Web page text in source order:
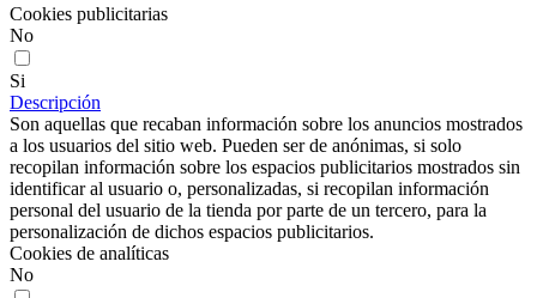
Cookies publicitarias
No
Si
Descripción
Son aquellas que recaban información sobre los anuncios mostrados
a los usuarios del sitio web. Pueden ser de anónimas, si solo
recopilan información sobre los espacios publicitarios mostrados sin
identificar al usuario o, personalizadas, si recopilan información
personal del usuario de la tienda por parte de un tercero, para la
personalización de dichos espacios publicitarios.
Cookies de analíticas
No